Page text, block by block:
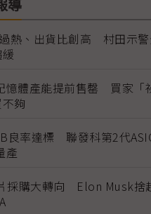
導
熱、出貨比創高 村田示
憶體產能提前售罄 買家「
夠
良率達標 聯發科第2代
產
採購大轉向 Elon Musk捨